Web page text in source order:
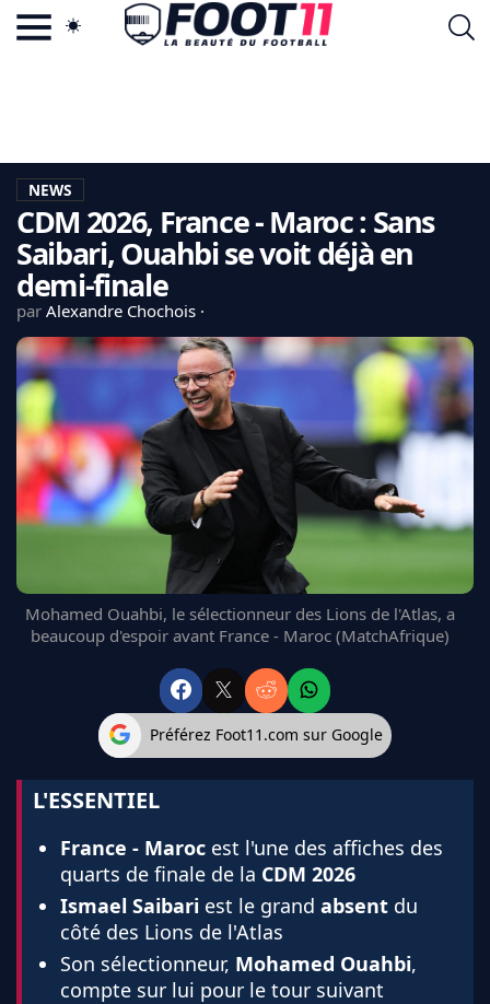
LA CHARTE
VIE PRIVÉE
CGU
CONTACTEZ-NOUS
MERCATO
CDM 2026
EDF
PSG
LIGUE 1
REAL MADRID
FC BARCELONE
MANCHESTER UNITED
ARSENAL
BAYERN
L'AVIS DE LA RÉDAC'
NEWS
CDM 2026, France - Maroc : Sans
Saibari, Ouahbi se voit déjà en
demi-finale
par Alexandre Chochois
Mohamed Ouahbi, le sélectionneur des Lions de l'Atlas, a
beaucoup d'espoir avant France - Maroc (MatchAfrique)
Préférez Foot11.com sur Google
L'ESSENTIEL
France - Maroc est l'une des affiches des
quarts de finale de la CDM 2026
Ismael Saibari est le grand absent du
côté des Lions de l'Atlas
Son sélectionneur, Mohamed Ouahbi,
compte sur lui pour le tour suivant